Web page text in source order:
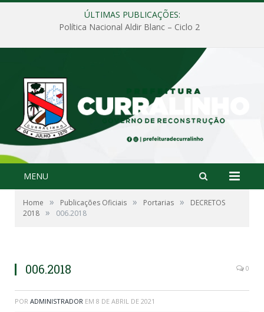
ÚLTIMAS PUBLICAÇÕES:
Política Nacional Aldir Blanc – Ciclo 2
MENU
Home » Publicações Oficiais » Portarias »
DECRETOS
2018 » 006.2018
006.2018 0
POR ADMINISTRADOR EM 8 DE ABRIL DE 2021